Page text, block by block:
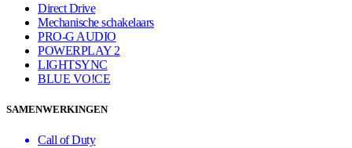
Direct Drive
Mechanische schakelaars
PRO-G AUDIO
POWERPLAY 2
LIGHTSYNC
BLUE VO!CE
SAMENWERKINGEN
Call of Duty